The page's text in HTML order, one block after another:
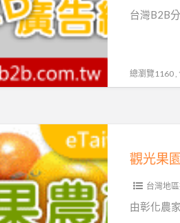
台灣B2B
總瀏覽1160 ,
觀光果
台灣地
由彰化農